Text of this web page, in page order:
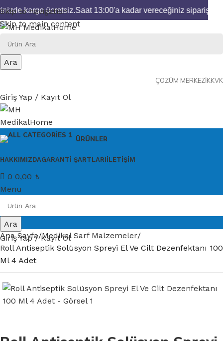
Skip to navigation
Skip to main content
Ara
ÇÖZÜM MERKEZIKKVK
Giriş Yap / Kayıt Ol
ÜRÜNLER
HAKKIMIZDAGARANTI ŞARTLARIİLETIŞIM
0 0,00 ₺
Menu
Ara
Giriş Yap / Kayıt Ol
Ana Sayfa Medikal Sarf Malzemeler
Roll Antiseptik Solüsyon Spreyi El Ve Cilt Dezenfektanı 100
Ml 4 Adet
kargo ücretsiz.Saat 13:00'a kadar vereceğiniz